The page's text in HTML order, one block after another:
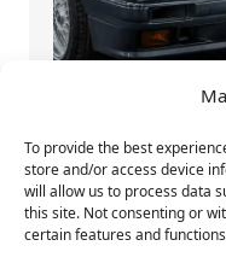
To provide the best
store and/or access device
will allow us to process data
this site. Not consenting or
certain features and
Warum